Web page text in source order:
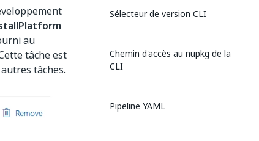
au
tâche est
tâches.
Sélecteur de version CLI
Chemin d'accès au nupkg de la
CLI
Pipeline YAML